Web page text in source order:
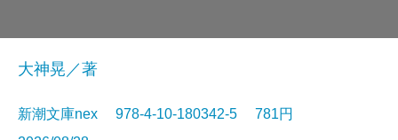
大神晃／著
新潮文庫nex 978-4-10-180342-5 781円